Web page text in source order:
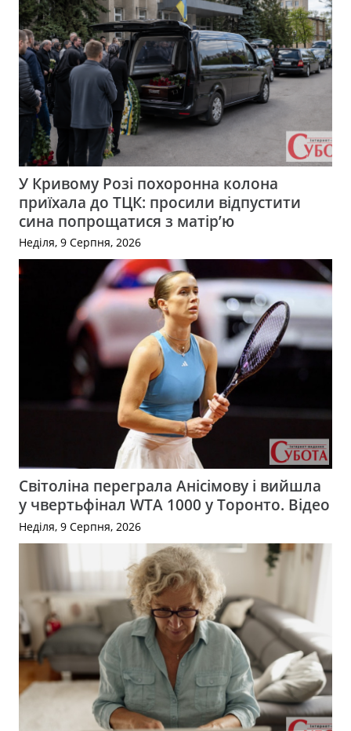
У Кривому Розі похоронна колона
приїхала до ТЦК: просили відпустити
сина попрощатися з матір’ю
Неділя, 9 Серпня, 2026
Світоліна переграла Анісімову і вийшла
у чвертьфінал WTA 1000 у Торонто. Відео
Неділя, 9 Серпня, 2026